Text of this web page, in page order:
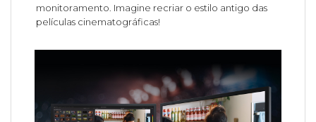
monitoramento. Imagine recriar o estilo antigo das
películas cinematográficas!